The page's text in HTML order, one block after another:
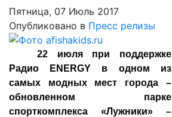
Пятница, 07 Июль 2017
Опубликовано в Пресс релизы
22 июля при поддержке
Радио ENERGY в одном из
самых модных мест города –
обновленном парке
спорткомплекса «Лужники» –